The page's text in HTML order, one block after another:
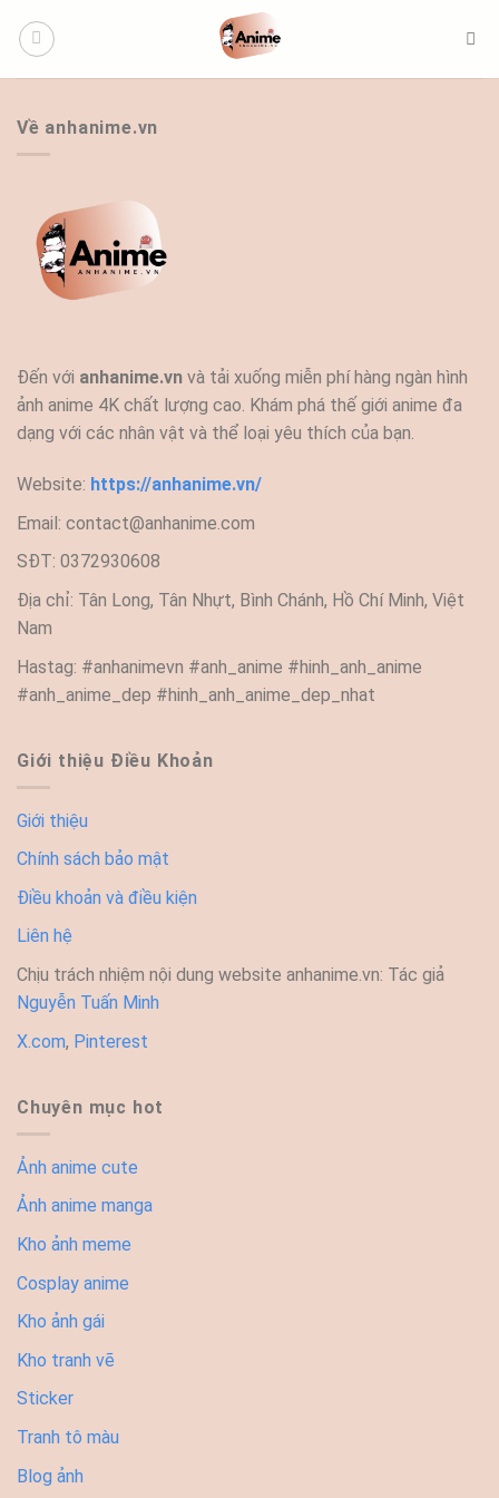
qua
Về anhanime.vn
Đến với anhanime.vn và tải xuống miễn phí hàng ngàn hình
ảnh anime 4K chất lượng cao. Khám phá thế giới anime đa
dạng với các nhân vật và thể loại yêu thích của bạn.
Website: https://anhanime.vn/
Email: contact@anhanime.com
SĐT: 0372930608
Địa chỉ: Tân Long, Tân Nhựt, Bình Chánh, Hồ Chí Minh, Việt
Nam
Hastag: #anhanimevn #anh_anime #hinh_anh_anime
#anh_anime_dep #hinh_anh_anime_dep_nhat
Giới thiệu Điều Khoản
Giới thiệu
Chính sách bảo mật
Điều khoản và điều kiện
Liên hệ
Chịu trách nhiệm nội dung website anhanime.vn: Tác giả
Nguyễn Tuấn Minh
X.com, Pinterest
Chuyên mục hot
Ảnh anime cute
Ảnh anime manga
Kho ảnh meme
Cosplay anime
Kho ảnh gái
Kho tranh vẽ
Sticker
Tranh tô màu
Blog ảnh